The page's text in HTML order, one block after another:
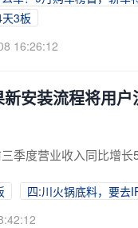
天3板
16:26:12
安装流程将用
三季度营业收入同比增长
四:川火锅底料，要去